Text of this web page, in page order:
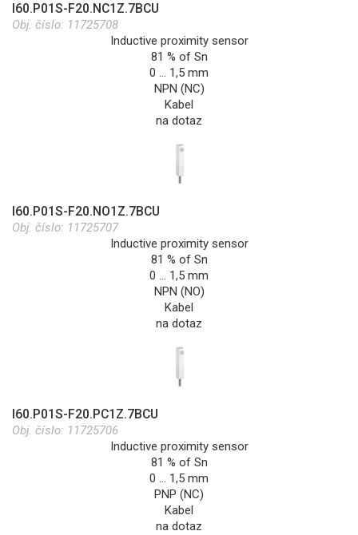
I60.P01S-F20.NC1Z.7BCU
Obj. číslo: 11725708
Inductive proximity sensor
81 % of Sn
0 … 1,5 mm
NPN (NC)
Kabel
na dotaz
I60.P01S-F20.NO1Z.7BCU
Obj. číslo: 11725707
Inductive proximity sensor
81 % of Sn
0 … 1,5 mm
NPN (NO)
Kabel
na dotaz
I60.P01S-F20.PC1Z.7BCU
Obj. číslo: 11725706
Inductive proximity sensor
81 % of Sn
0 … 1,5 mm
PNP (NC)
Kabel
na dotaz